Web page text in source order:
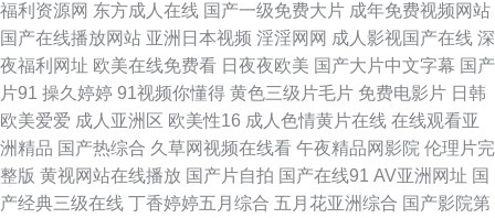
线观看 亚洲综合在线最大成人 开心五月色婷婷综合开心网 在线偷着国产精
选视频 久久超碰碰 人人人插人人费 超碰凹凸 人人影视网页版 97国产绯色
欧美劲爆婷婷五月久久 综合性交网 蜜桃视频免费版 中文字幕第六页 美女销
魂一区二区 中日韩欧亚洲无 男生女生一起相差差差30免费观看电视剧 97超
福利资源网 东方成人在线 国产一级免费大片 成年免费视频网站
国产在线播放网站 亚洲日本视频 淫淫网网 成人影视国产在线 深
夜福利网址 欧美在线免费看 日夜夜欧美 国产大片中文字幕 国产
片91 操久婷婷 91视频你懂得 黄色三级片毛片 免费电影片 日韩
欧美爱爱 成人亚洲区 欧美性16 成人色情黄片在线 在线观看亚
洲精品 国产热综合 久草网视频在线看 午夜精品网影院 伦理片完
整版 黄视网站在线播放 国产片自拍 国产在线91 AV亚洲网址 国
产经典三级在线 丁香婷婷五月综合 五月花亚洲综合 国产影院第